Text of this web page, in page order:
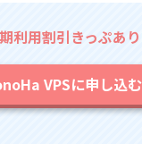
利用割引きっぷあ
VPSに申し込